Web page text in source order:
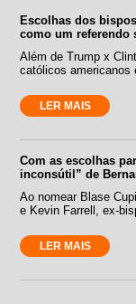
Escolhas dos
como um referendo
Além de Trump x
católicos americanos
LER MAIS
Com as escolhas
inconsútil” de
Ao nomear Blase
e Kevin Farrell, ex-
LER MAIS